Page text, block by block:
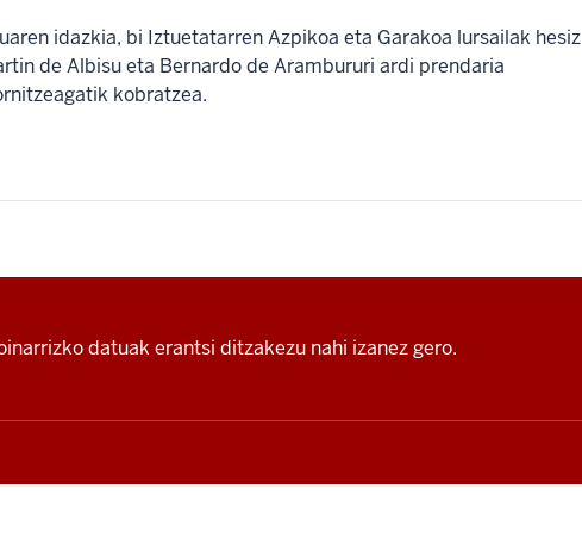
idazkia, bi Iztuetatarren Azpikoa eta Garakoa lursailak hesiz
de Albisu eta Bernardo de Arambururi ardi prendaria
kobratzea.
datuak erantsi ditzakezu nahi izanez gero.